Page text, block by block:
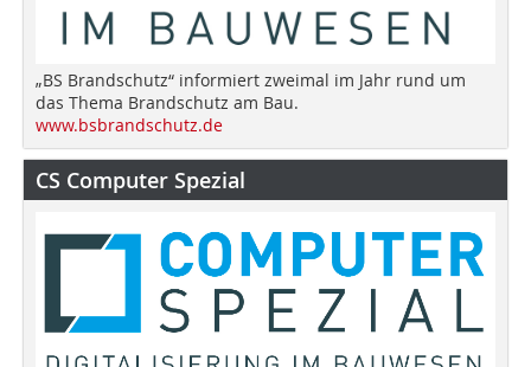
„BS Brandschutz“ informiert zweimal im Jahr rund um
das Thema Brandschutz am Bau.
www.bsbrandschutz.de
CS Computer Spezial